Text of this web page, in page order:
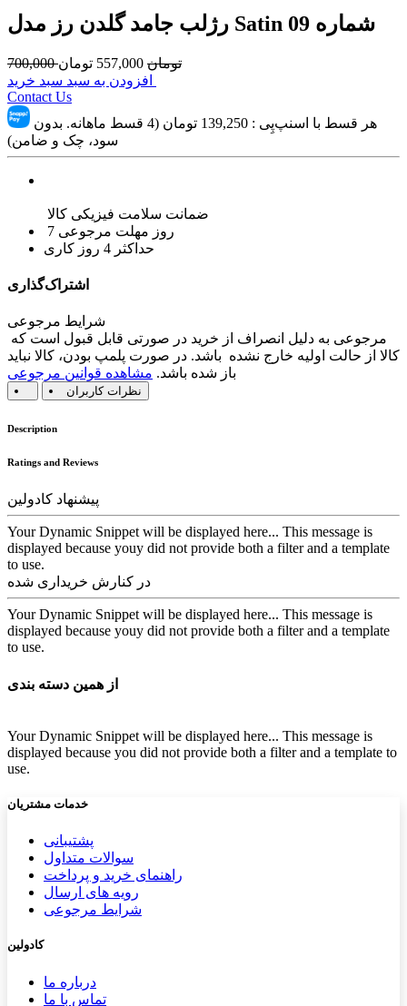
رژلب جامد گلدن رز مدل Satin شماره 09
700,000 تومان 557,000 تومان
Contact Us
هر قسط با اسنپ‌پِی : 139,250
تومان (4 قسط ماهانه. بدون
سود، چک و ضامن)
ضمانت سلامت فیزیکی کالا
7 روز مهلت مرجوعی
حداکثر 4 روز کاری
اشتراک‌گذاری
شرایط مرجوعی
کالا از حالت اولیه خارج نشده باشد. در صورت پلمپ بودن، کالا نباید
باز شده باشد. مشاهده قوانین مرجوعی
نظرات کاربران
Description
Ratings and Reviews
پیشنهاد کادولین
Your Dynamic Snippet will be displayed here... This message is
displayed because youy did not provide both a filter and a template
to use.
در کنارش خریداری شده
Your Dynamic Snippet will be displayed here... This message is
displayed because youy did not provide both a filter and a template
to use.
از همین دسته بندی
Your Dynamic Snippet will be displayed here... This message is
displayed because you did not provide both a filter and a template to
use.
خدمات مشتریان
پشتیب​​انی
سوالات متداول
راهنمای خرید و پرداخت
رویه های ارسال
شرایط مرجوعی
کادولین
درباره ما
تماس با ما